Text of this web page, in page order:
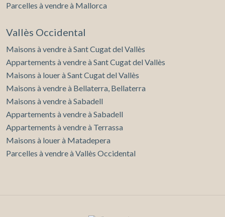
Parcelles à vendre à Mallorca
Vallès Occidental
Maisons à vendre à Sant Cugat del Vallès
Appartements à vendre à Sant Cugat del Vallès
Maisons à louer à Sant Cugat del Vallès
Maisons à vendre à Bellaterra, Bellaterra
Maisons à vendre à Sabadell
Appartements à vendre à Sabadell
Appartements à vendre à Terrassa
Maisons à louer à Matadepera
Parcelles à vendre à Vallès Occidental